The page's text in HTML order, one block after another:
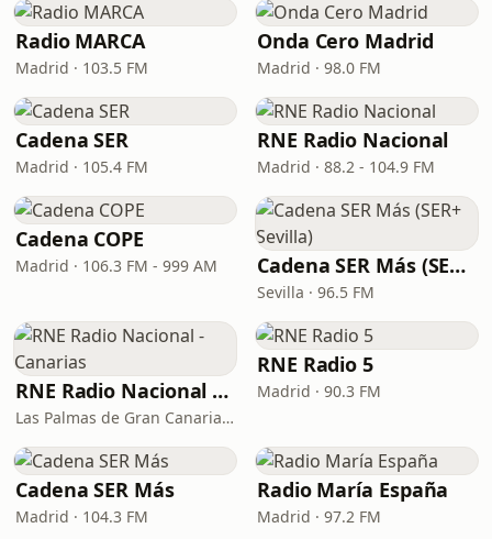
Radio MARCA
Madrid · 103.5 FM
Onda Cero Madrid
Madrid · 98.0 FM
Cadena SER
Madrid · 105.4 FM
RNE Radio Nacional
Madrid · 88.2 - 104.9 FM
Cadena COPE
Madrid · 106.3 FM - 999 AM Cadena SER Más (SER+ Sevilla)
Sevilla · 96.5 FM
RNE Radio Nacional - Canarias
Las Palmas de Gran Canaria · 92.8 FM
RNE Radio 5
Madrid · 90.3 FM
Cadena SER Más
Madrid · 104.3 FM
Radio María España
Madrid · 97.2 FM